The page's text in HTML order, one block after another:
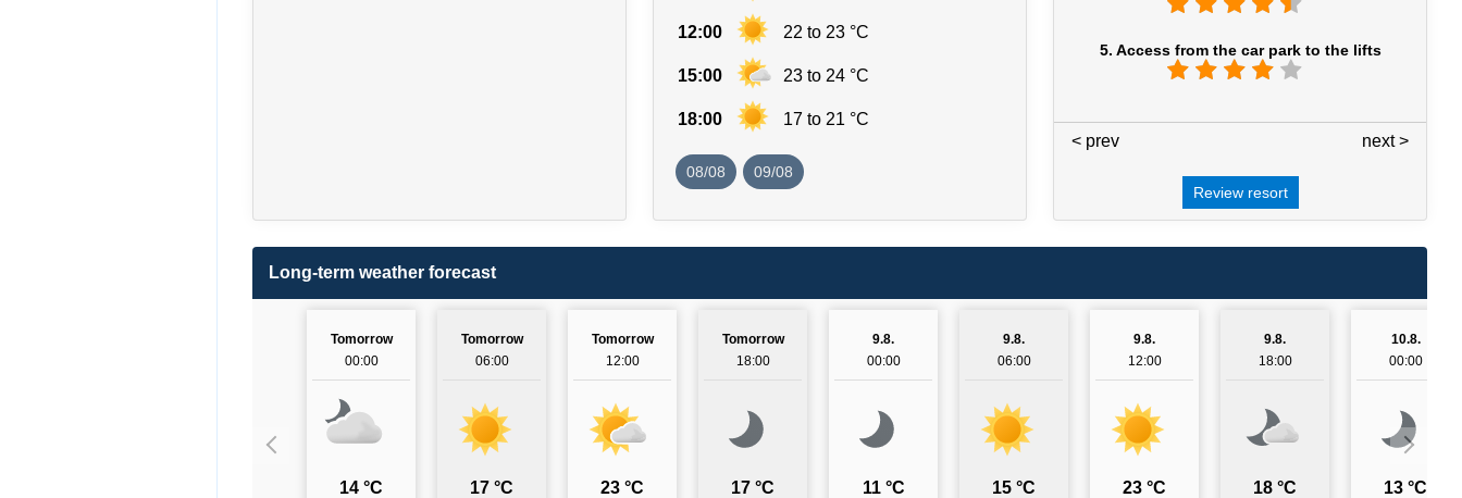
12:00 22 to 23 °C
15:00 23 to 24 °C
18:00 17 to 21 °C
08/08 09/08
5. Access from the car park to the lifts
next >
< prev
Review resort
Long-term weather forecast
Tomorrow
00:00
14 °C
Tomorrow
06:00
17 °C
Tomorrow
12:00
23 °C
Tomorrow
18:00
17 °C
9.8.
00:00
11 °C
9.8.
06:00
15 °C
9.8.
12:00
23 °C
9.8.
18:00
18 °C
10.8.
00:00
13 °C